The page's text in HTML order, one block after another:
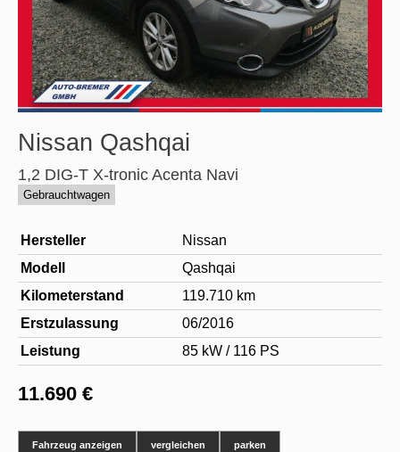
Nissan Qashqai
1,2 DIG-T X-tronic Acenta Navi
Gebrauchtwagen
Hersteller
Nissan
Modell
Qashqai
Kilometerstand
119.710 km
Erstzulassung
06/2016
Leistung
85 kW / 116 PS
11.690 €
Fahrzeug anzeigen vergleichen parken